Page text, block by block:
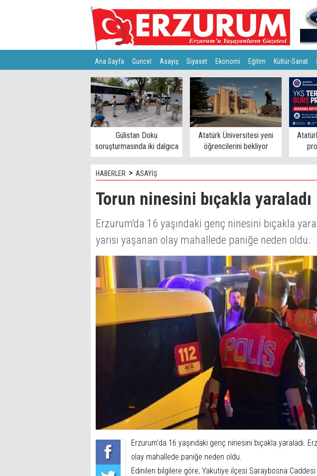
Ana Sayfa Guncel Asayiş Siyaset Ekonomi Eğitim Kültür-Sanat
Türkiye Teknoloji
Gülistan Doku
soruşturmasında iki dalgıca
tutuklama
Atatürk Üniversitesi yeni
öğrencilerini bekliyor
HABERLER > ASAYİŞ
Torun ninesini bıçakla yaraladı
Erzurum'da 16 yaşındaki genç ninesini bıçakla
yarısı yaşanan olay mahallede paniğe neden oldu.
Erzurum'da 16 yaşındaki genç ninesini bıçakla yaraladı.
olay mahallede paniğe neden oldu.
Edinilen bilgilere göre, Yakutiye ilçesi Saraybosna